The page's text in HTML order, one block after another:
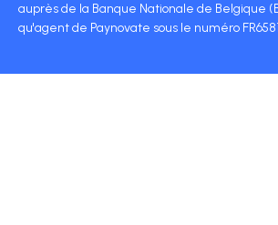
auprès de la Banque Nationale de Belgique
qu'agent de Paynovate sous le numéro